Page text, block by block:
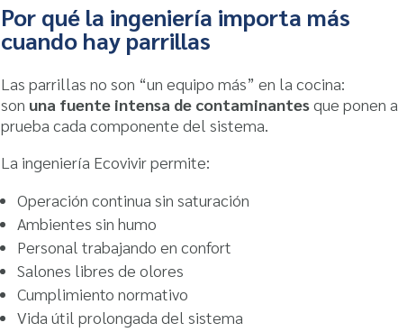
Por qué la ingeniería importa más
cuando hay parrillas
Las parrillas no son “un equipo más” en la cocina:
son una fuente intensa de contaminantesque ponen a
prueba cada componente del sistema.
La ingeniería Ecovivir permite:
Operación continua sin saturación
Ambientes sin humo
Personal trabajando en confort
Salones libres de olores
Cumplimiento normativo
Vida útil prolongada del sistema